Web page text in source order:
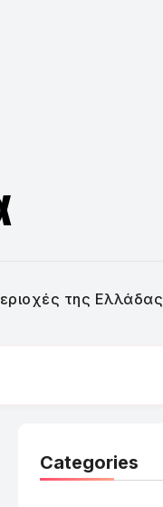
της Ελλάδας
Categories